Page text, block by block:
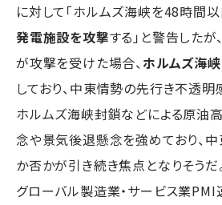
に対して「ホルムズ海峡を48時間
発電施設を攻撃する」と警告したが
が攻撃を受けた場合、 ホルムズ海
しており、中東情勢の先行き不透明
ホルムズ海峡封鎖などによる原油
念や景気後退懸念を強めており、
か否かが引き続き焦点となりそう
グローバル製造業・サービス業